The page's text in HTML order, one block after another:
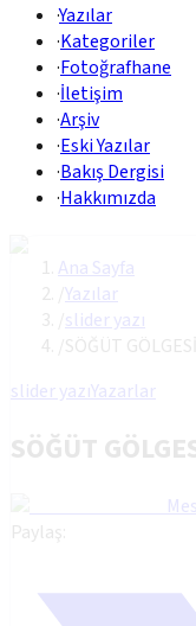
·Yazılar
·Kategoriler
·Fotoğrafhane
·İletişim
·Arşiv
·Eski Yazılar
·Bakış Dergisi
·Hakkımızda
Ana Sayfa
Yazılar
slider yazı
SÖĞÜT
slider yazıYazarlar
SÖĞÜT
Paylaş: